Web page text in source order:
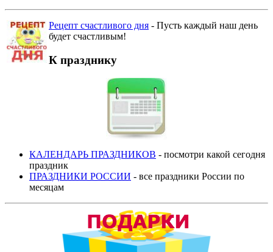
Рецепт счастливого дня - Пусть каждый наш день
будет счастливым!
К празднику
КАЛЕНДАРЬ ПРАЗДНИКОВ - посмотри какой сегодня
праздник
ПРАЗДНИКИ РОССИИ - все праздники России по
месяцам